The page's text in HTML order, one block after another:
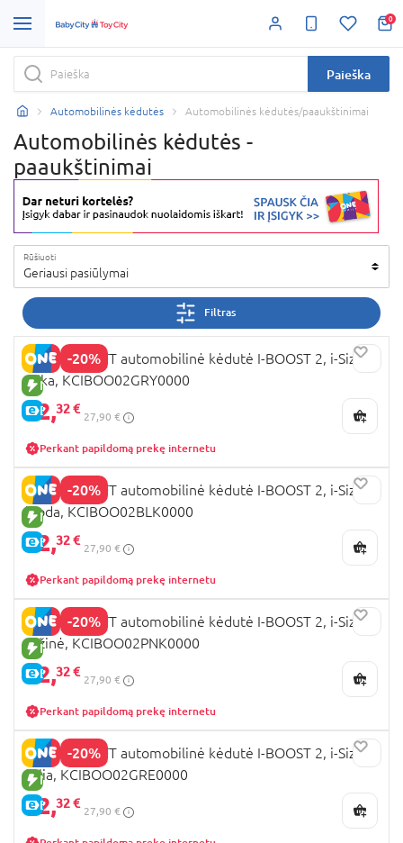
0
Paieška
Automobilinės kėdutės Automobilinės kėdutės/paaukštinimai
Automobilinės kėdutės -
paaukštinimai
Rūšiuoti
Geriausi pasiūlymai
Filtras
-20%
NAUJA PREKĖ
E-KAINA
KINDERKRAFT automobilinė kėdutė I-BOOST 2, i-Size,
pilka, KCIBOO02GRY0000
22,32 €
27,90 €
Perkant papildomą prekę internetu
-20%
NAUJA PREKĖ
E-KAINA
KINDERKRAFT automobilinė kėdutė I-BOOST 2, i-Size,
juoda, KCIBOO02BLK0000
22,32 €
27,90 €
Perkant papildomą prekę internetu
-20%
NAUJA PREKĖ
E-KAINA
KINDERKRAFT automobilinė kėdutė I-BOOST 2, i-Size,
rožinė, KCIBOO02PNK0000
22,32 €
27,90 €
Perkant papildomą prekę internetu
-20%
NAUJA PREKĖ
E-KAINA
KINDERKRAFT automobilinė kėdutė I-BOOST 2, i-Size,
žalia, KCIBOO02GRE0000
22,32 €
27,90 €